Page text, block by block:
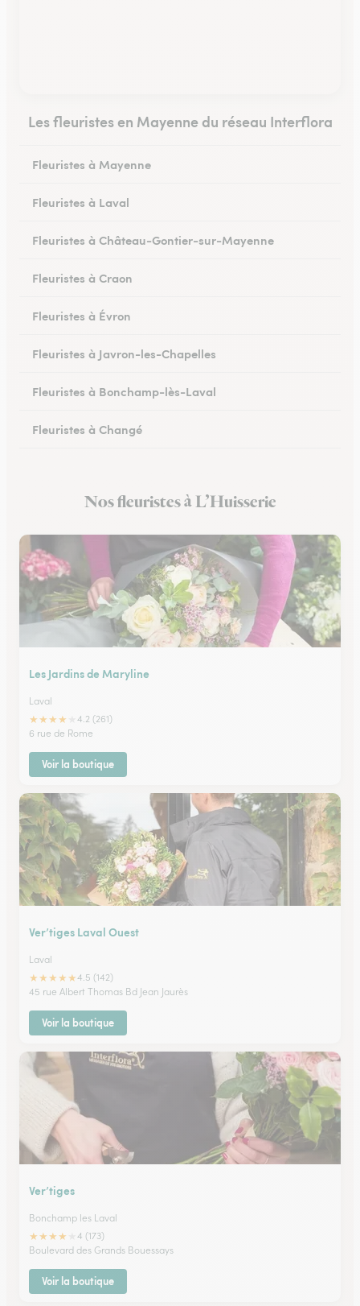
Les fleuristes en Mayenne du réseau Interflora
Fleuristes à Mayenne
Fleuristes à Laval
Fleuristes à Château-Gontier-sur-Mayenne
Fleuristes à Craon
Fleuristes à Évron
Fleuristes à Javron-les-Chapelles
Fleuristes à Bonchamp-lès-Laval
Fleuristes à Changé
Fleuristes à Pré-en-Pail-Saint-Samson
Nos fleuristes à L’Huisserie
Les Jardins de Maryline
Laval
★★★★
4.2 (261)
6 rue de Rome
Voir la boutique
Ver’tiges Laval Ouest
Laval
★★★★★4.5 (142)
45 rue Albert Thomas Bd Jean Jaurès
Voir la boutique
Ver’tiges
Bonchamp les Laval
★★★★
4 (173)
Boulevard des Grands Bouessays
Voir la boutique